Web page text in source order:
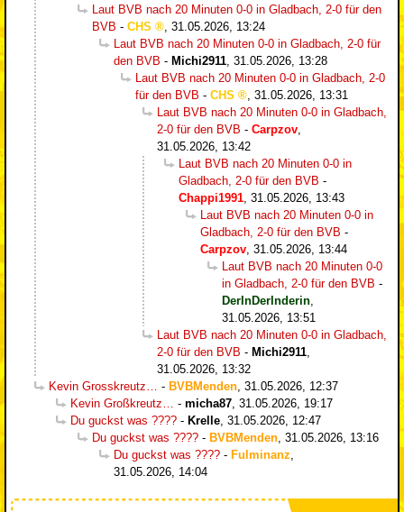
Laut BVB nach 20 Minuten 0-0 in Gladbach, 2-0 für den
BVB - CHS
31.05.2026, 13:24
Laut BVB nach 20 Minuten 0-0 in Gladbach, 2-0 für
den BVB - Michi2911 31.05.2026, 13:28
Laut BVB nach 20 Minuten 0-0 in Gladbach, 2-0
für den BVB - CHS
31.05.2026, 13:31
Laut BVB nach 20 Minuten 0-0 in Gladbach,
2-0 für den BVB - Carpzov
31.05.2026, 13:42
Laut BVB nach 20 Minuten 0-0 in
Gladbach, 2-0 für den BVB -
Chappi1991 31.05.2026, 13:43
Laut BVB nach 20 Minuten 0-0 in
Gladbach, 2-0 für den BVB -
Carpzov 31.05.2026, 13:44
Laut BVB nach 20 Minuten 0-0
in Gladbach, 2-0 für den BVB -
DerInDerInderin
31.05.2026, 13:51
Laut BVB nach 20 Minuten 0-0 in Gladbach,
2-0 für den BVB - Michi2911
31.05.2026, 13:32
Kevin Grosskreutz…
- BVBMenden 31.05.2026, 12:37
Kevin Großkreutz…
- micha87 31.05.2026, 19:17
Du guckst was ???? - Krelle 31.05.2026, 12:47
Du guckst was ???? - BVBMenden 31.05.2026, 13:16
Du guckst was ???? - Fulminanz
31.05.2026, 14:04